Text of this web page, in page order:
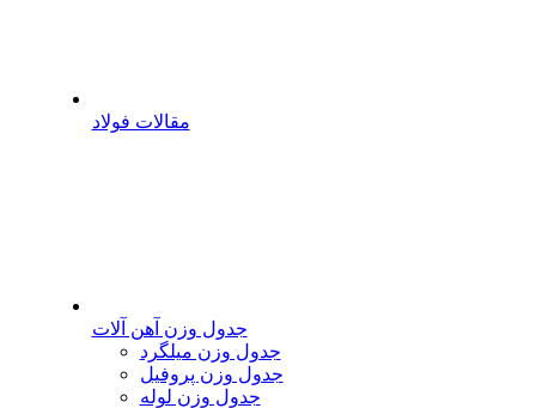
مقالات فولاد
جدول وزن آهن آلات
جدول وزن میلگرد
جدول وزن پروفیل
جدول وزن لوله